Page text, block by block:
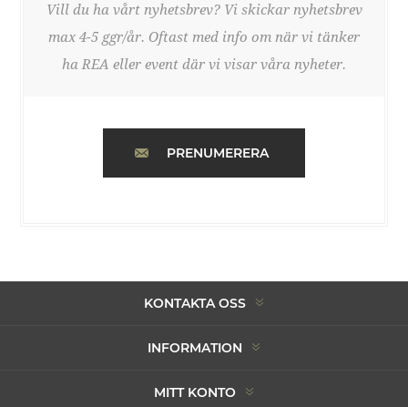
Vill du ha vårt nyhetsbrev? Vi skickar nyhetsbrev
max 4-5 ggr/år. Oftast med info om när vi tänker
ha REA eller event där vi visar våra nyheter.
PRENUMERERA
KONTAKTA OSS
INFORMATION
MITT KONTO